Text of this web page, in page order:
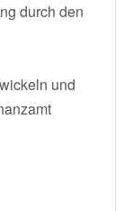
durch den
und